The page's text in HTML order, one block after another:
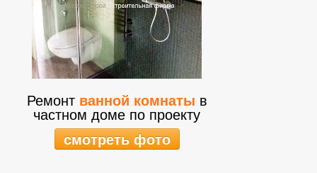
Ремонт ванной комнаты в
частном доме по проекту
смотреть фото